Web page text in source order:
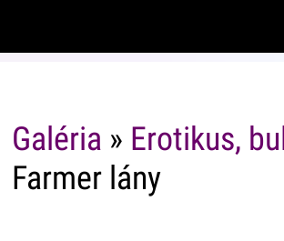
Galéria » Erotikus,
Farmer lány